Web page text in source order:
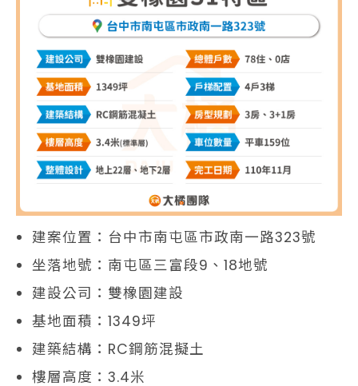
建案位置：台中市南屯區市政南一路323號
坐落地號：南屯區三富段9、18地號
建設公司：雙橡園建設
基地面積：1349坪
建築結構：RC鋼筋混擬土
樓層高度：3.4米